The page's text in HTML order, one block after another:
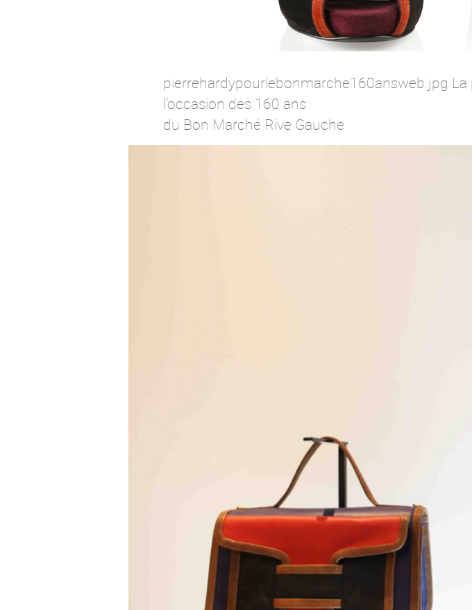
pierrehardypourlebonmarche160answeb.jpg
l’occasion des 160 ans
du Bon Marché Rive Gauche